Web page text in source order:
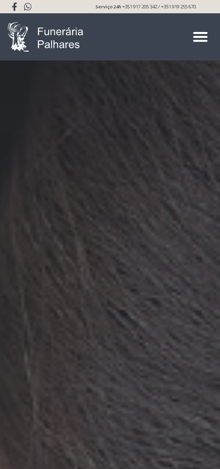
Serviço 24h+351 917 205 342 / +351 919 255 670